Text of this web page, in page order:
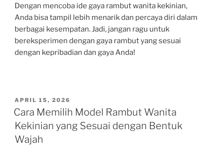
Dengan mencoba ide gaya rambut wanita kekinian,
Anda bisa tampil lebih menarik dan percaya diri dalam
berbagai kesempatan. Jadi, jangan ragu untuk
bereksperimen dengan gaya rambut yang sesuai
dengan kepribadian dan gaya Anda!
POSTED
ON
APRIL 15, 2026
Cara Memilih Model Rambut Wanita
Kekinian yang Sesuai dengan Bentuk
Wajah